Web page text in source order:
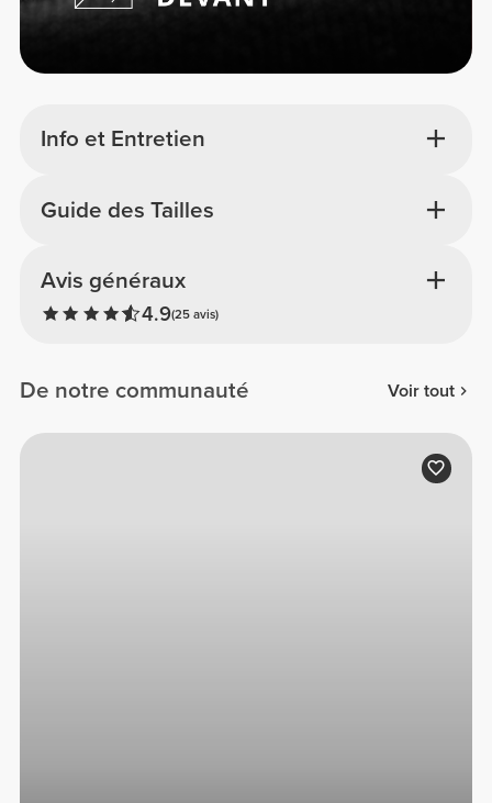
Info et Entretien
Avis généraux
4.9(25 avis)
Guide des Tailles
De notre communauté Voir tout